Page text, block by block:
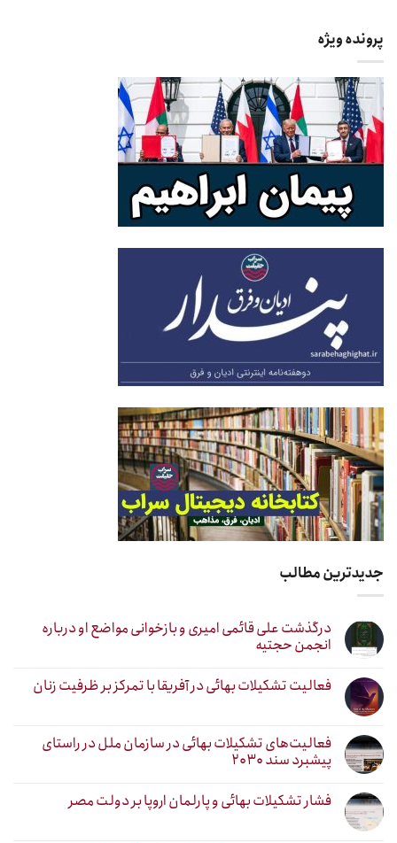
پرونده ویژه
جدیدترین مطالب
درگذشت علی قائمی امیری و بازخوانی مواضع او درباره
انجمن حجتیه
فعالیت تشکیلات بهائی در آفریقا با تمرکز بر ظرفیت زنان
فعالیت‌های تشکیلات بهائی در سازمان ملل در راستای
پیشبرد سند ۲۰۳۰
فشار تشکیلات بهائی و پارلمان اروپا بر دولت مصر